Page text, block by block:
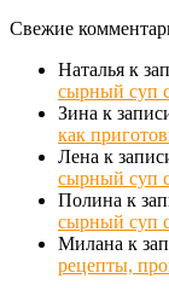
Свежие
Наталья к
сырный суп
Зина к
как
Лена к
сырный суп
Полина к
сырный суп
Милана к
рецепты,